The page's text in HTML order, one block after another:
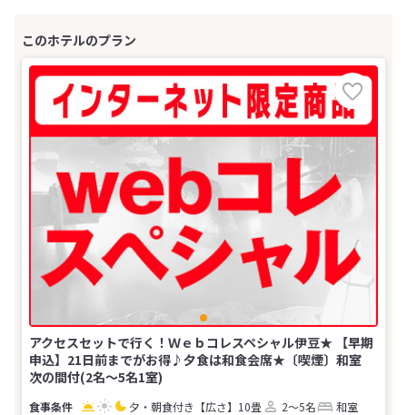
アクセスセットで行く！Ｗｅｂコレスペシャル伊豆★ 【早期
申込】21日前までがお得♪夕食は和食会席★〔喫煙〕和室
次の間付(2名～5名1室)
夕・朝食付き 【広さ】10畳 2～5名
和室